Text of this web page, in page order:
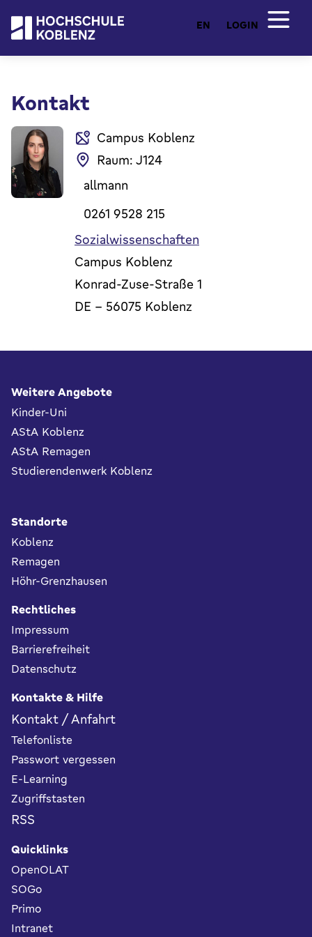
EN LOGIN
Kontakt
Campus Koblenz
Raum: J124
allmann
0261 9528 215
Sozialwissenschaften
Campus Koblenz
Konrad-Zuse-Straße 1
DE - 56075 Koblenz
Fußbereich
Weitere Angebote
Kinder-Uni
AStA Koblenz
AStA Remagen
Studierendenwerk Koblenz
Standorte
Koblenz
Remagen
Höhr-Grenzhausen
Rechtliches
Impressum
Barrierefreiheit
Datenschutz
Kontakte & Hilfe
Kontakt / Anfahrt
Telefonliste
Passwort vergessen
E-Learning
Zugriffstasten
RSS
Quicklinks
OpenOLAT
SOGo
Primo
Intranet